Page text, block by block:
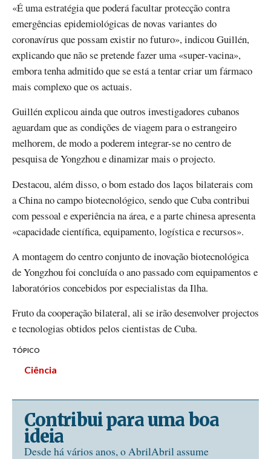
«É uma estratégia que poderá facultar protecção contra
emergências epidemiológicas de novas variantes do
coronavírus que possam existir no futuro», indicou Guillén,
explicando que não se pretende fazer uma «super-vacina»,
embora tenha admitido que se está a tentar criar um fármaco
mais complexo que os actuais.
Guillén explicou ainda que outros investigadores cubanos
aguardam que as condições de viagem para o estrangeiro
melhorem, de modo a poderem integrar-se no centro de
pesquisa de Yongzhou e dinamizar mais o projecto.
Destacou, além disso, o bom estado dos laços bilaterais com
a China no campo biotecnológico, sendo que Cuba contribui
com pessoal e experiência na área, e a parte chinesa apresenta
«capacidade científica, equipamento, logística e recursos».
A montagem do centro conjunto de inovação biotecnológica
de Yongzhou foi concluída o ano passado com equipamentos e
laboratórios concebidos por especialistas da Ilha.
Fruto da cooperação bilateral, ali se irão desenvolver projectos
e tecnologias obtidos pelos cientistas de Cuba.
TÓPICO
Ciência
Contribui para uma boa
ideia
Desde há vários anos, o AbrilAbril assume